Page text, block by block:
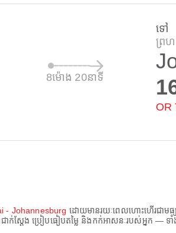
8ម៉ោង 20នាទី
ទៅ
ព្រ
OR
- Johannesburg ដោយមានរយៈពេលហោះហើរជាមធ្
ជាក់ស្តែង ប្រៀបធៀបតម្លៃ និងកក់អាសនៈរបស់អ្នក —